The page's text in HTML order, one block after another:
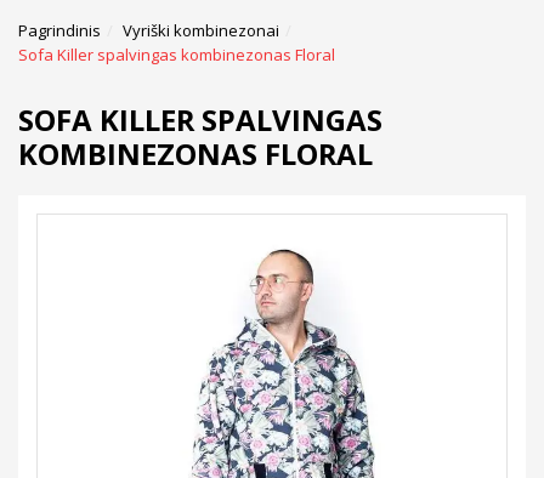
Pagrindinis
Vyriški kombinezonai
Sofa Killer spalvingas kombinezonas Floral
SOFA KILLER SPALVINGAS
KOMBINEZONAS FLORAL